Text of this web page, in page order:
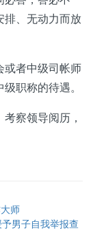
排、无动力而放
者中级司帐师
职称的待遇。
察领导阅历，
师
男子自我举报查